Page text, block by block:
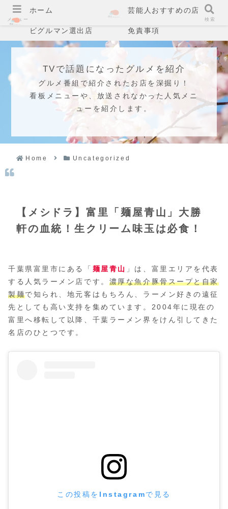
ホーム 芸能人おすすめの店
ビグルマン選出店 免責事項
TVで話題になったグルメを紹介
グルメ番組で紹介されたお店を深掘り！
看板メニューや、放送されなかった人気メニ
ューを紹介します。
Home Uncategorized
【メシドラ】富里「麺屋青山」大勝
軒の血統！生クリーム味玉は必食！
千葉県富里市にある「 麺屋青山 」は、富里エリアを代表
する人気ラーメン店です。 濃厚な魚介豚骨スープと自家
製麺で知られ、地元客はもちろん、ラーメン好きの遠征
先としても高い支持を集めています。2004年に現在の
富里へ移転して以降、千葉ラーメン界をけん引してきた
名店のひとつです。
この投稿をInstagramで見る
メニュー 検索